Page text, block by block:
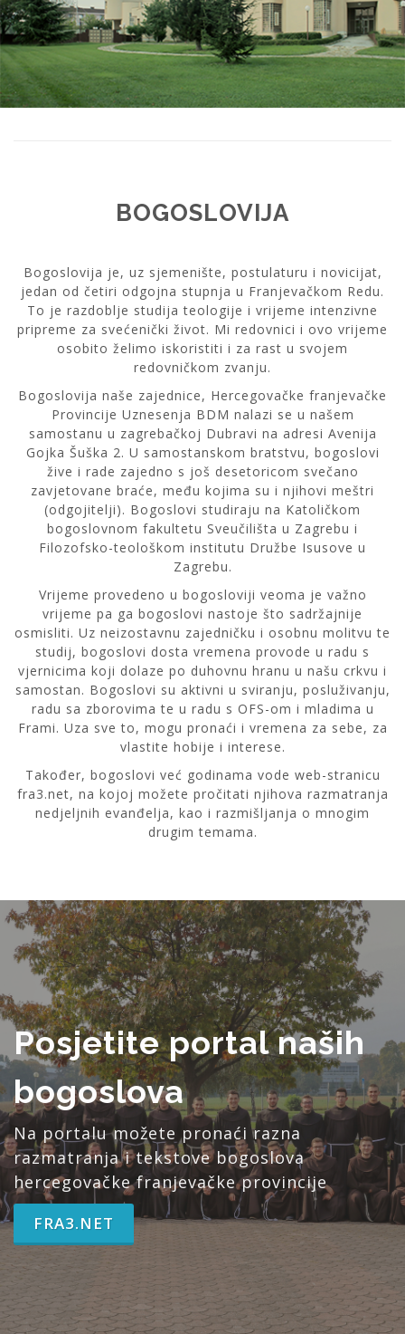
BOGOSLOVIJA
Bogoslovija je, uz sjemenište, postulaturu i novicijat,
jedan od četiri odgojna stupnja u Franjevačkom Redu.
To je razdoblje studija teologije i vrijeme intenzivne
pripreme za svećenički život. Mi redovnici i ovo vrijeme
osobito želimo iskoristiti i za rast u svojem
redovničkom zvanju.
Bogoslovija naše zajednice, Hercegovačke franjevačke
Provincije Uznesenja BDM nalazi se u našem
samostanu u zagrebačkoj Dubravi na adresi Avenija
Gojka Šuška 2. U samostanskom bratstvu, bogoslovi
žive i rade zajedno s još desetoricom svečano
zavjetovane braće, među kojima su i njihovi meštri
(odgojitelji). Bogoslovi studiraju na Katoličkom
bogoslovnom fakultetu Sveučilišta u Zagrebu i
Filozofsko-teološkom institutu Družbe Isusove u
Zagrebu.
Vrijeme provedeno u bogosloviji veoma je važno
vrijeme pa ga bogoslovi nastoje što sadržajnije
osmisliti. Uz neizostavnu zajedničku i osobnu molitvu te
studij, bogoslovi dosta vremena provode u radu s
vjernicima koji dolaze po duhovnu hranu u našu crkvu i
samostan. Bogoslovi su aktivni u sviranju, posluživanju,
radu sa zborovima te u radu s OFS-om i mladima u
Frami. Uza sve to, mogu pronaći i vremena za sebe, za
vlastite hobije i interese.
Također, bogoslovi već godinama vode web-stranicu
fra3.net, na kojoj možete pročitati njihova razmatranja
nedjeljnih evanđelja, kao i razmišljanja o mnogim
drugim temama.
Posjetite portal naših
bogoslova
Na portalu možete pronaći razna
razmatranja i tekstove bogoslova
hercegovačke franjevačke provincije
FRA3.NET